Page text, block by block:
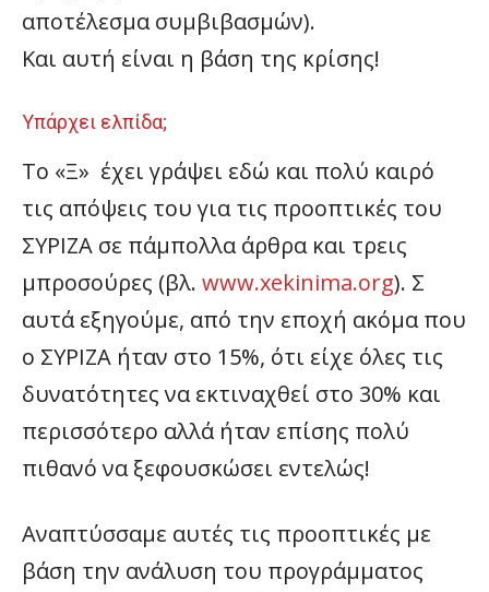
αποτέλεσμα συμβιβασμών).
Και αυτή είναι η βάση της κρίσης!
Υπάρχει ελπίδα;
Το «Ξ» έχει γράψει εδώ και πολύ καιρό
τις απόψεις του για τις προοπτικές του
ΣΥΡΙΖΑ σε πάμπολλα άρθρα και τρεις
μπροσούρες (βλ. www.xekinima.org). Σ
αυτά εξηγούμε, από την εποχή ακόμα που
ο ΣΥΡΙΖΑ ήταν στο 15%, ότι είχε όλες τις
δυνατότητες να εκτιναχθεί στο 30% και
περισσότερο αλλά ήταν επίσης πολύ
πιθανό να ξεφουσκώσει εντελώς!
Αναπτύσσαμε αυτές τις προοπτικές με
βάση την ανάλυση του προγράμματος